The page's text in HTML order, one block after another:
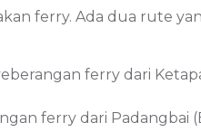
ferry. Ada dua rute
ferry dari
ferry dari Padangbai